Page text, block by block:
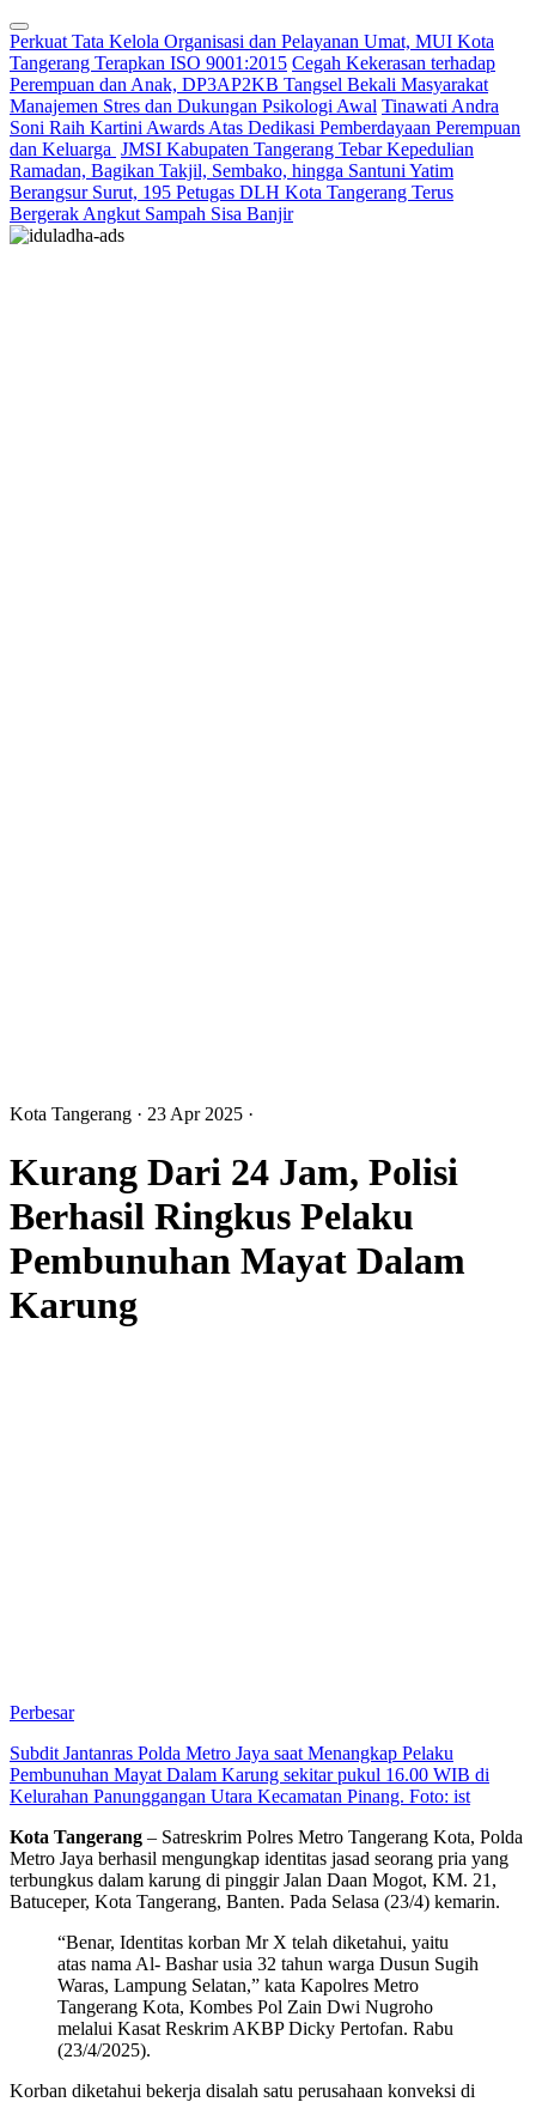
Perkuat Tata Kelola Organisasi dan Pelayanan Umat, MUI Kota
Tangerang Terapkan ISO 9001:2015 Cegah Kekerasan terhadap
Perempuan dan Anak, DP3AP2KB Tangsel Bekali Masyarakat
Manajemen Stres dan Dukungan Psikologi Awal Tinawati Andra
Soni Raih Kartini Awards Atas Dedikasi Pemberdayaan Perempuan
dan Keluarga JMSI Kabupaten Tangerang Tebar Kepedulian
Ramadan, Bagikan Takjil, Sembako, hingga Santuni Yatim
Berangsur Surut, 195 Petugas DLH Kota Tangerang Terus
Bergerak Angkut Sampah Sisa Banjir
Kota Tangerang · 23 Apr 2025 ·
Kurang Dari 24 Jam, Polisi
Berhasil Ringkus Pelaku
Pembunuhan Mayat Dalam
Karung
Perbesar
Subdit Jantanras Polda Metro Jaya saat Menangkap Pelaku
Pembunuhan Mayat Dalam Karung sekitar pukul 16.00 WIB di
Kelurahan Panunggangan Utara Kecamatan Pinang. Foto: ist
Kota Tangerang – Satreskrim Polres Metro Tangerang Kota, Polda
Metro Jaya berhasil mengungkap identitas jasad seorang pria yang
terbungkus dalam karung di pinggir Jalan Daan Mogot, KM. 21,
Batuceper, Kota Tangerang, Banten. Pada Selasa (23/4) kemarin.
“Benar, Identitas korban Mr X telah diketahui, yaitu
atas nama Al- Bashar usia 32 tahun warga Dusun Sugih
Waras, Lampung Selatan,” kata Kapolres Metro
Tangerang Kota, Kombes Pol Zain Dwi Nugroho
melalui Kasat Reskrim AKBP Dicky Pertofan. Rabu
(23/4/2025).
Korban diketahui bekerja disalah satu perusahaan konveksi di